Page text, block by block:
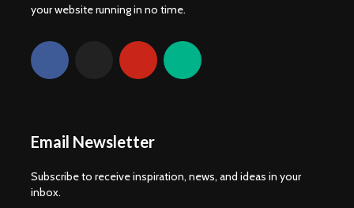
your website running in no time.
Email Newsletter
Subscribe to receive inspiration, news, and ideas in your
inbox.